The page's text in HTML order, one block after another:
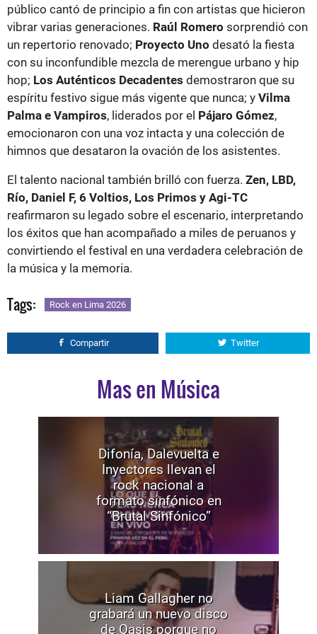
público cantó de principio a fin con artistas que hicieron
vibrar varias generaciones. Raúl Romero sorprendió con
un repertorio renovado; Proyecto Uno desató la fiesta
con su inconfundible mezcla de merengue urbano y hip
hop; Los Auténticos Decadentes demostraron que su
espíritu festivo sigue más vigente que nunca; y Vilma
Palma e Vampiros, liderados por el Pájaro Gómez,
emocionaron con una voz intacta y una colección de
himnos que desataron la ovación de los asistentes.
El talento nacional también brilló con fuerza. Zen, LBD,
Río, Daniel F, 6 Voltios, Los Primos y Agi-TC
reafirmaron su legado sobre el escenario, interpretando
los éxitos que han acompañado a miles de peruanos y
convirtiendo el festival en una verdadera celebración de
la música y la memoria.
Tags: Rock en Lima 2026
Compartir Twitter
Mas en Música
Difonía, Dalevuelta e
Inyectores llevan el
rock nacional a
formato sinfónico en
“Brutal Sinfónico”
Liam Gallagher no
grabará un nuevo disco
de Oasis porque no